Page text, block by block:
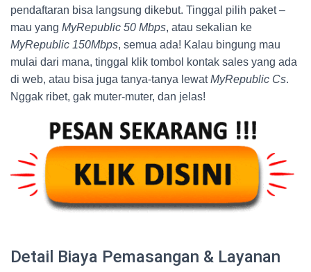
pendaftaran bisa langsung dikebut. Tinggal pilih paket –
mau yang MyRepublic 50 Mbps, atau sekalian ke
MyRepublic 150Mbps, semua ada! Kalau bingung mau
mulai dari mana, tinggal klik tombol kontak sales yang ada
di web, atau bisa juga tanya-tanya lewatMyRepublic Cs.
Nggak ribet, gak muter-muter, dan jelas!
Detail Biaya Pemasangan & Layanan